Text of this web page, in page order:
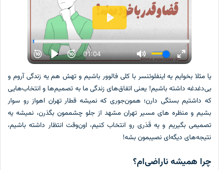
یا مثلا بخوایم یه اینفلوئنسر با کلی فالوور باشیم و تهش هم یه زندگی آروم و
بی‌دغدغه داشته باشیم! یعنی اتفاق‌های زندگی ما به تصمیم‌ها و انتخاب‌هایی
که داشتیم بستگی دارن؛ همون‌جوری که نمیشه قطار تهران اهواز رو سوار
بشیم و منظره ‌های مسیر تهران مشهد از جلو چشممون بگذرن، نمیشه یه
تصمیمی بگیریم و یه قَدَری رو انتخاب کنیم، اون‌وقت انتظار داشته باشیم،
نتیجه‌های دیگه‌ای‌ نصیبمون بشه!
چرا همیشه ناراضی‌ام؟